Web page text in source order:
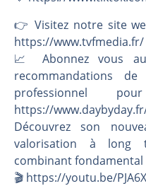
👉️ Visitez notre site
https://www.tvfmedia.fr/
📈 Abonnez vous
recommandations
professionnel
https://
Découvrez son
valorisation à long
combinant
🎬️ https://youtu.be/